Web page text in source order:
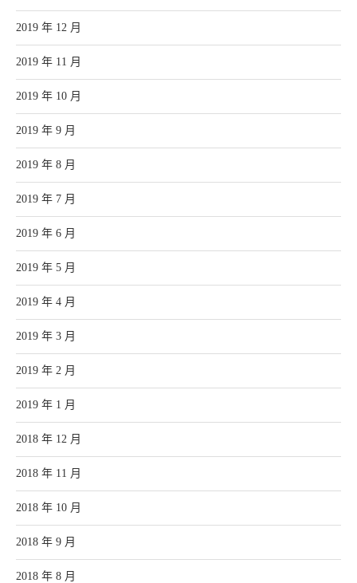
2019 年 12 月
2019 年 11 月
2019 年 10 月
2019 年 9 月
2019 年 8 月
2019 年 7 月
2019 年 6 月
2019 年 5 月
2019 年 4 月
2019 年 3 月
2019 年 2 月
2019 年 1 月
2018 年 12 月
2018 年 11 月
2018 年 10 月
2018 年 9 月
2018 年 8 月